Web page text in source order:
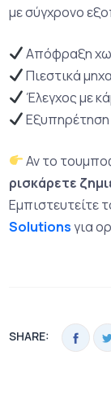
με σύγχρονο
Απόφραξη
Πιεστικά
Έλεγχος με
Αν το
ρισκάρετε
Εμπιστευτείτε
Solutionsγια
SHARE: